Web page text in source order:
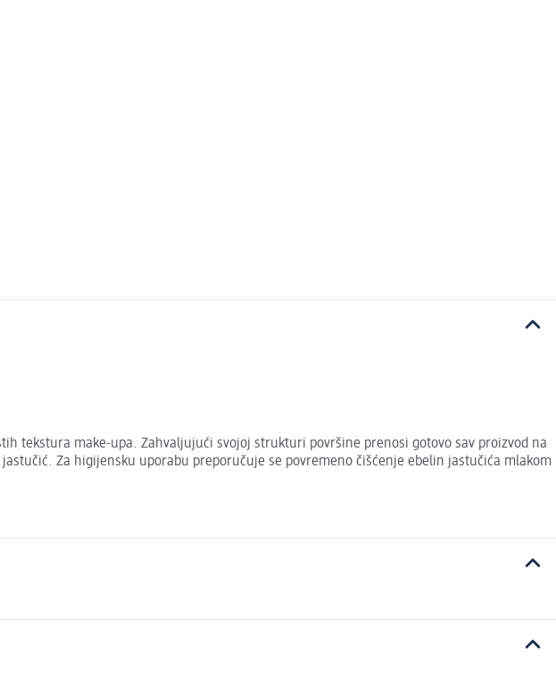
tekstura make-upa. Zahvaljujući svojoj strukturi površine prenosi gotovo sav proizvod na
Za higijensku uporabu preporučuje se povremeno čišćenje ebelin jastučića mlakom